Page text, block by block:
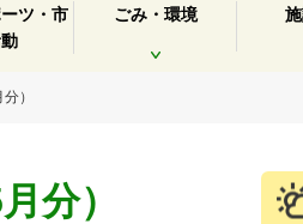
ツ・市
ごみ・環境
）
分）